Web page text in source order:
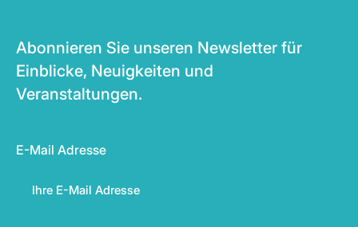
Abonnieren Sie unseren Newsletter für
Einblicke, Neuigkeiten und
Veranstaltungen.
E-Mail Adresse